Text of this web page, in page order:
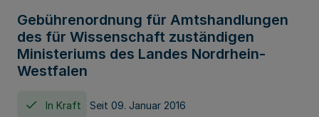
Gebührenordnung für Amtshandlungen
des für Wissenschaft zuständigen
Ministeriums des Landes Nordrhein-
Westfalen
In Kraft Seit 09. Januar 2016